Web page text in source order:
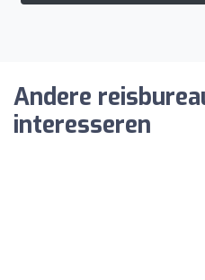
Andere
interesseren